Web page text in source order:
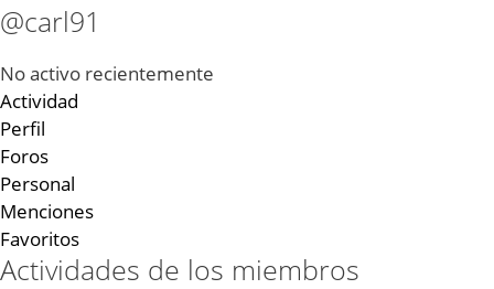
@carl91
No activo recientemente
Actividad
Perfil
Foros
Personal
Menciones
Favoritos
Actividades de los miembros